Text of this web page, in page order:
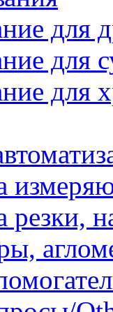
для
для
для